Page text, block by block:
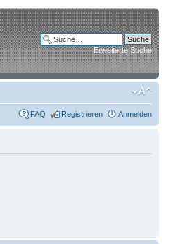
Erweiterte Suche
FAQ Registrieren Anmelden